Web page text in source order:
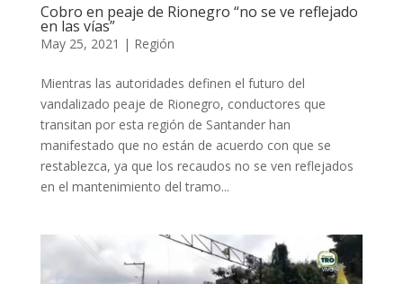
Cobro en peaje de Rionegro “no se ve reflejado
en las vías”
May 25, 2021 | Región
Mientras las autoridades definen el futuro del
vandalizado peaje de Rionegro, conductores que
transitan por esta región de Santander han
manifestado que no están de acuerdo con que se
restablezca, ya que los recaudos no se ven reflejados
en el mantenimiento del tramo...